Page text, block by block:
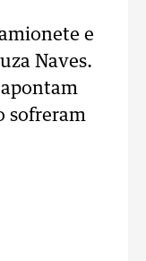
e
Naves.
sofreram